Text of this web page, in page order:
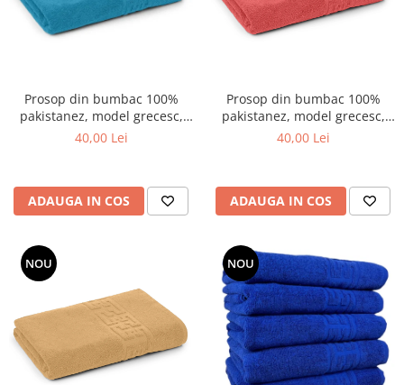
Prosop din bumbac 100%
pakistanez, model grecesc,
Turcoaz , 70x130 cm
40,00 Lei
ADAUGA IN COS
Prosop din bumbac 100%
pakistanez, model grecesc,
Corai , 70x130 cm
40,00 Lei
ADAUGA IN COS
NOU NOU